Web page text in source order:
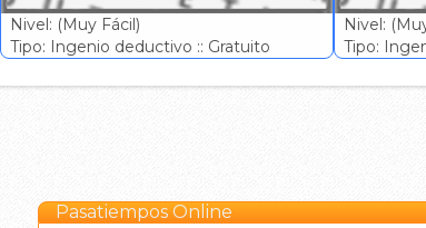
Nivel: (Muy Fácil)
Tipo: Ingenio deductivo :: Gratuito
Nivel:
Tipo:
Pasatiempos Online